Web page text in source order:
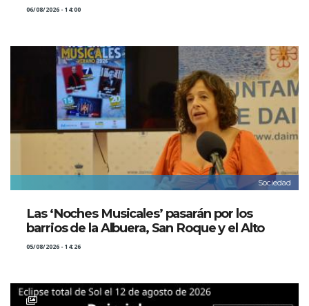
06/08/2026 - 14:00
Sociedad
Las ‘Noches Musicales’ pasarán por los
barrios de la Albuera, San Roque y el Alto
05/08/2026 - 14:26